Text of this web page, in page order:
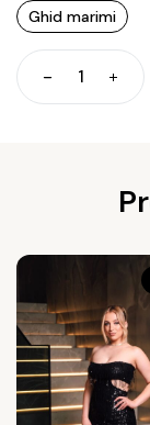
2.790
Ghid marimi
Rochie